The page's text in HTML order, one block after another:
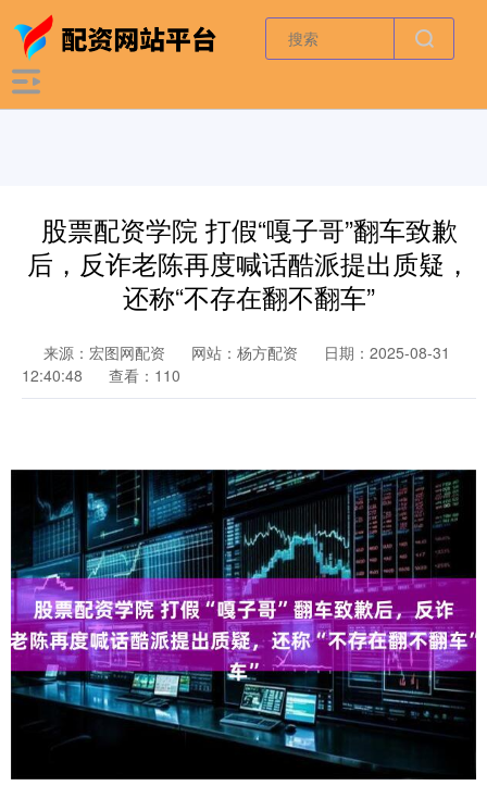
股票配资学院 打假“嘎子哥”翻车致歉
后，反诈老陈再度喊话酷派提出质疑，
还称“不存在翻不翻车”
来源：宏图网配资 网站：杨方配资
日期：2025-08-31
12:40:48
查看：110